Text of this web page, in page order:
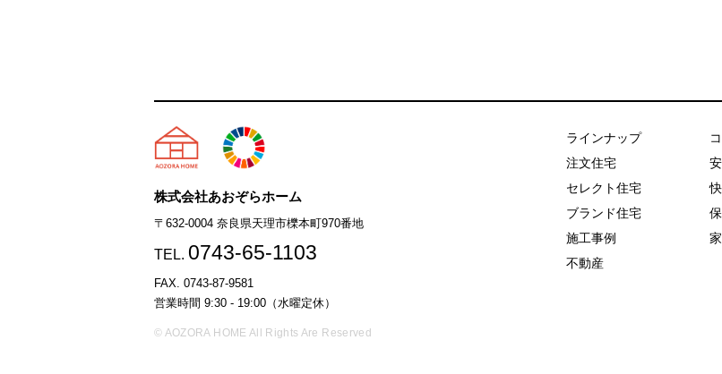
天理市の注文住宅は株式会社あおぞらホーム
株式会社あおぞらホーム
〒632-0004 奈良県天理市櫟本町970番地
TEL. 0743-65-1103
FAX. 0743-87-9581
営業時間 9:30 - 19:00（水曜定休）
© AOZORA HOME All Rights Are Reserved
ラインナップ
注文住宅
セレクト住宅
ブランド住宅
施工事例
不動産